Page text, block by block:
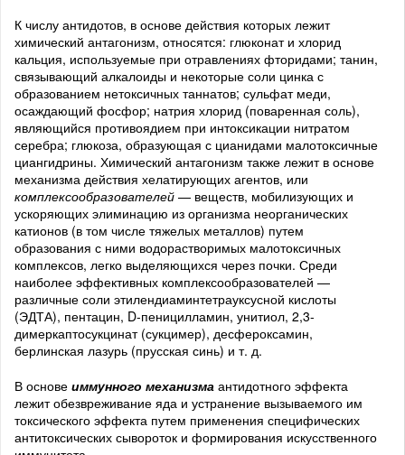
К числу антидотов, в основе действия которых лежит
химический антагонизм, относятся: глюконат и хлорид
кальция, используемые при отравлениях фторидами; танин,
связывающий алкалоиды и некоторые соли цинка с
образованием нетоксичных таннатов; сульфат меди,
осаждающий фосфор; натрия хлорид (поваренная соль),
являющийся противоядием при интоксикации нитратом
серебра; глюкоза, образующая с цианидами малотоксичные
циангидрины. Химический антагонизм также лежит в основе
механизма действия хелатирующих агентов, или
комплексообразователей — веществ, мобилизующих и
ускоряющих элиминацию из организма неорганических
катионов (в том числе тяжелых металлов) путем
образования с ними водорастворимых малотоксичных
комплексов, легко выделяющихся через почки. Среди
наиболее эффективных комплексообразователей —
различные соли этилендиаминтетрауксусной кислоты
(ЭДТА), пентацин, D-пеницилламин, унитиол, 2,3-
димеркаптосукцинат (сукцимер), десфероксамин,
берлинская лазурь (прусская синь) и т. д.
В основе иммунного механизма антидотного эффекта
лежит обезвреживание яда и устранение вызываемого им
токсического эффекта путем применения специфических
антитоксических сывороток и формирования искусственного